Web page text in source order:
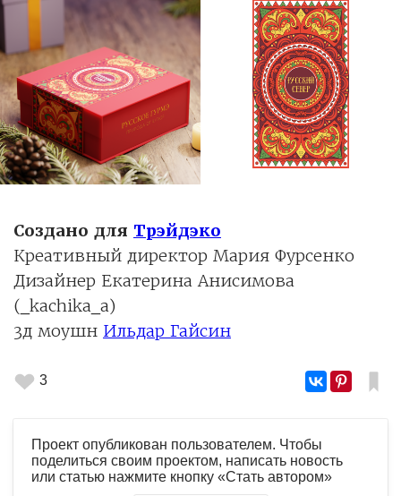
Создано для Трэйдэко
Креативный директор Мария Фурсенко
Дизайнер Екатерина Анисимова
(_kachika_a)
3д моушн Ильдар Гайсин
3
Проект опубликован пользователем. Чтобы
поделиться своим проектом, написать новость
или статью нажмите кнопку «Стать автором»